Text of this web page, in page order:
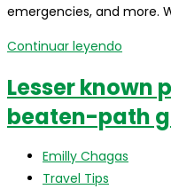
emergencies, and more.
Continuar leyendo
words
and
phrases
for
Lesser known
beaten-path
Autor
de
Emilly Chagas
Categoría
Travel Tips